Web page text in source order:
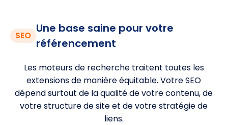
SEO
Une base saine pour votre
référencement
Les moteurs de recherche traitent toutes les
extensions de manière équitable. Votre SEO
dépend surtout de la qualité de votre contenu, de
votre structure de site et de votre stratégie de
liens.